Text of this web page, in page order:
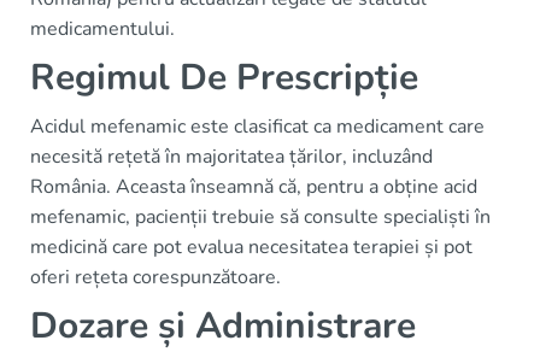
medicamentului.
Regimul De Prescripție
Acidul mefenamic este clasificat ca medicament care
necesită rețetă în majoritatea țărilor, incluzând
România. Aceasta înseamnă că, pentru a obține acid
mefenamic, pacienții trebuie să consulte specialiști în
medicină care pot evalua necesitatea terapiei și pot
oferi rețeta corespunzătoare.
Dozare și Administrare